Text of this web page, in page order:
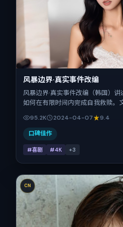
风暴边界·真实事件改编
风暴边界·真实事件改编（韩国）
如何在有限时间内完成自我救赎。
周迅、桂纶镁、白宇、童瑶、金城
影片定于 2024-04-07 起陆续登陆
公映，片长140分钟。
95.2K 2024-04-07 9.4
口碑佳作
#喜剧 #4K +3
CN